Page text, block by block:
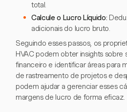
total.
Calcule o Lucro Líquido:
adicionais do lucro bruto.
Seguindo esses passos, os
HVAC podem obter insights sobre
financeiro e identificar áreas para
de rastreamento de projetos e
podem ajudar a gerenciar esses
margens de lucro de forma eficaz.